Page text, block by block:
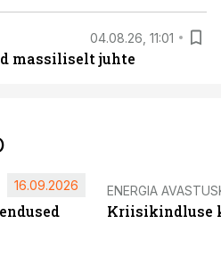
04.08.26, 11:01
massiliselt juhte
16.09.2026 ENERGIA
Kriisikindluse